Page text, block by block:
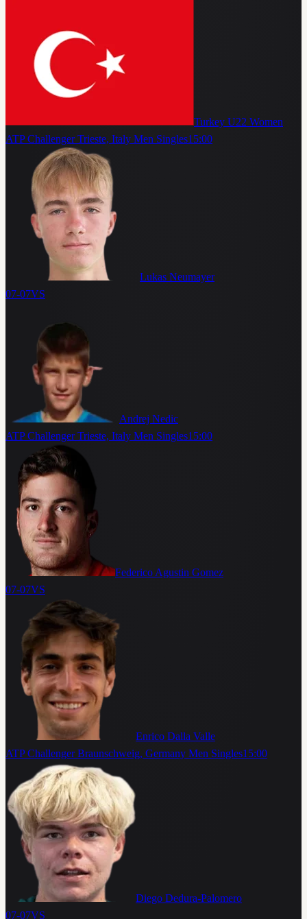
Turkey U22 Women
ATP Challenger Trieste, Italy Men Singles15:00
Lukas Neumayer
07-07VS
Andrej Nedic
ATP Challenger Trieste, Italy Men Singles15:00
Federico Agustin Gomez
07-07VS
Enrico Dalla Valle
ATP Challenger Braunschweig, Germany Men Singles15:00
Diego Dedura-Palomero
07-07VS